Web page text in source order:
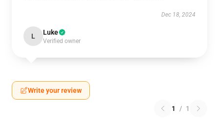
Dec 18, 2024
L Luke
Verified owner
Write your review
1 / 1